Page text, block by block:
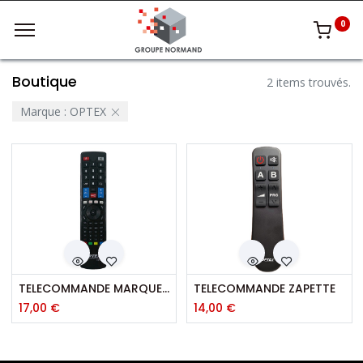
0
Boutique
2 items trouvés.
Marque : OPTEX
TELECOMMANDE MARQUES TV 5 EN 1
17,00 €
TELECOMMANDE ZAPETTE
14,00 €